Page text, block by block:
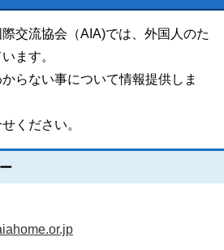
交流協会（AIA)では、外国人のた
ます。
らない事について情報提供しま
ください。